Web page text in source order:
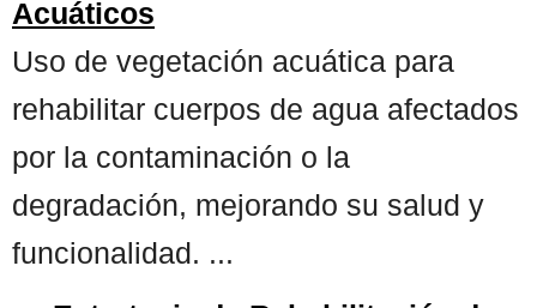
Acuáticos
Uso de vegetación acuática para
rehabilitar cuerpos de agua afectados
por la contaminación o la
degradación, mejorando su salud y
funcionalidad. ...